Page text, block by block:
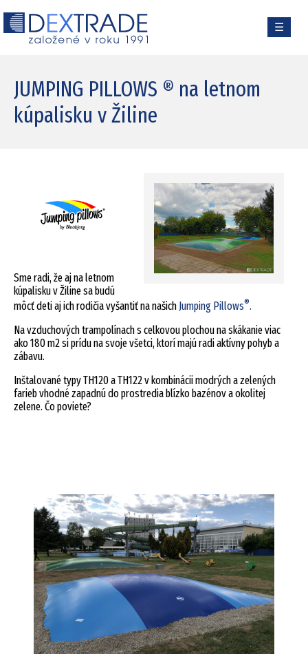
☰
JUMPING PILLOWS ® na letnom
kúpalisku v Žiline
Sme radi, že aj na letnom
kúpalisku v Žiline sa budú
môcť deti aj ich rodičia vyšantiť na našich Jumping Pillows®.
Na vzduchových trampolínach s celkovou plochou na skákanie viac
ako 180 m2 si prídu na svoje všetci, ktorí majú radi aktívny pohyb a
zábavu.
Inštalované typy TH120 a TH122 v kombinácii modrých a zelených
farieb vhodné zapadnú do prostredia blízko bazénov a okolitej
zelene. Čo poviete?